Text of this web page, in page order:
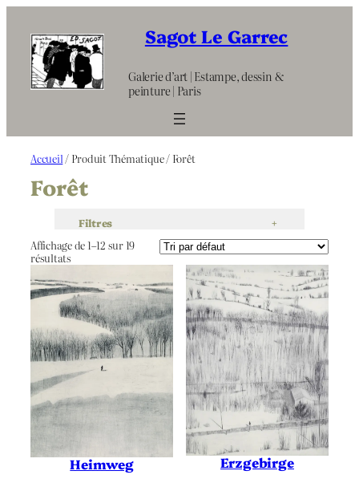
contenu
Sagot Le Garrec
Galerie d’art | Estampe, dessin &
peinture | Paris
Accueil / Produit Thématique / Forêt
Forêt
Filtres +
Affichage de 1–12 sur 19
résultats
Heimweg
Erzgebirge